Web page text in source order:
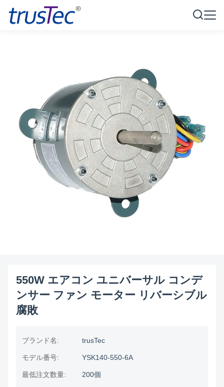
550W エアコン ユニバーサル コンデ
ンサー ファン モーター リバーシブル
腐敗
ブランド名: trusTec
モデル番号: YSK140-550-6A
最低注文数量: 200個